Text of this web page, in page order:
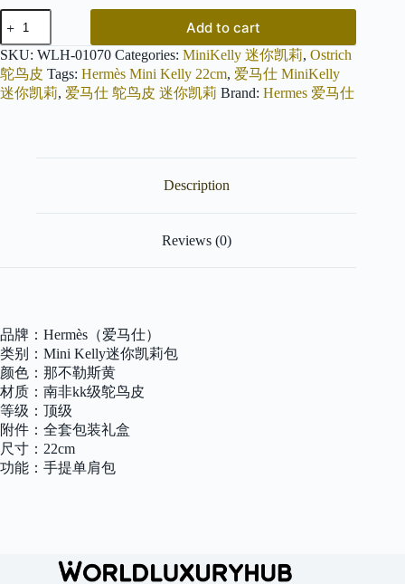
爱
马
仕
Mini
kelly
22cm
鸵
扣
原
版
蜜
蜡
线
顶
级
手
Add to cart
SKU: WLH-01070 Categories: MiniKelly 迷你凯莉, Ostrich
鸵鸟皮 Tags: Hermès Mini Kelly 22cm, 爱马仕 MiniKelly
迷你凯莉, 爱马仕 鸵鸟皮 迷你凯莉 Brand: Hermes 爱马仕
Description
Reviews (0)
品牌：Hermès（爱马仕）
类别：Mini Kelly迷你凯莉包
颜色：那不勒斯黄
材质：南非kk级鸵鸟皮
等级：顶级
附件：全套包装礼盒
尺寸：22cm
功能：手提单肩包